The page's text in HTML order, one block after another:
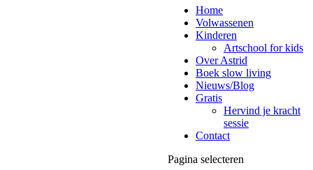
Home
Volwassenen
Kinderen
Artschool for kids
Over Astrid
Boek slow living
Nieuws/Blog
Gratis
Hervind je kracht
sessie
Contact
Pagina selecteren